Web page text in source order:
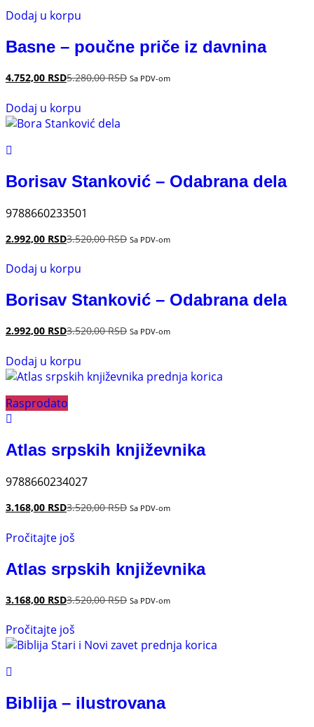
Dodaj u korpu
Basne – poučne priče iz davnina
4.752,00 RSD5.280,00RSD Sa PDV-om
Dodaj u korpu
Borisav Stanković – Odabrana dela
9788660233501
2.992,00 RSD3.520,00RSD Sa PDV-om
Dodaj u korpu
Borisav Stanković – Odabrana dela
2.992,00 RSD3.520,00RSD Sa PDV-om
Dodaj u korpu
Rasprodato
Atlas srpskih književnika
9788660234027
3.168,00 RSD3.520,00RSD Sa PDV-om
Pročitajte još
Atlas srpskih književnika
3.168,00 RSD3.520,00RSD Sa PDV-om
Pročitajte još
Biblija – ilustrovana